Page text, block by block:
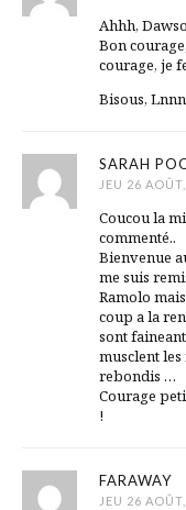
Ahhh,
Bon
courage, je
Bisous, Lnnn
SARAH
JEU 26
Coucou la
commenté..
Bienvenue
me suis
Ramolo
coup a la
sont
musclent les
rebondis …
Courage
!
FARAWAY
JEU 26